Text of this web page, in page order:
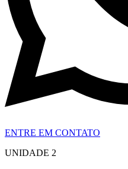
ENTRE EM CONTATO
UNIDADE 2